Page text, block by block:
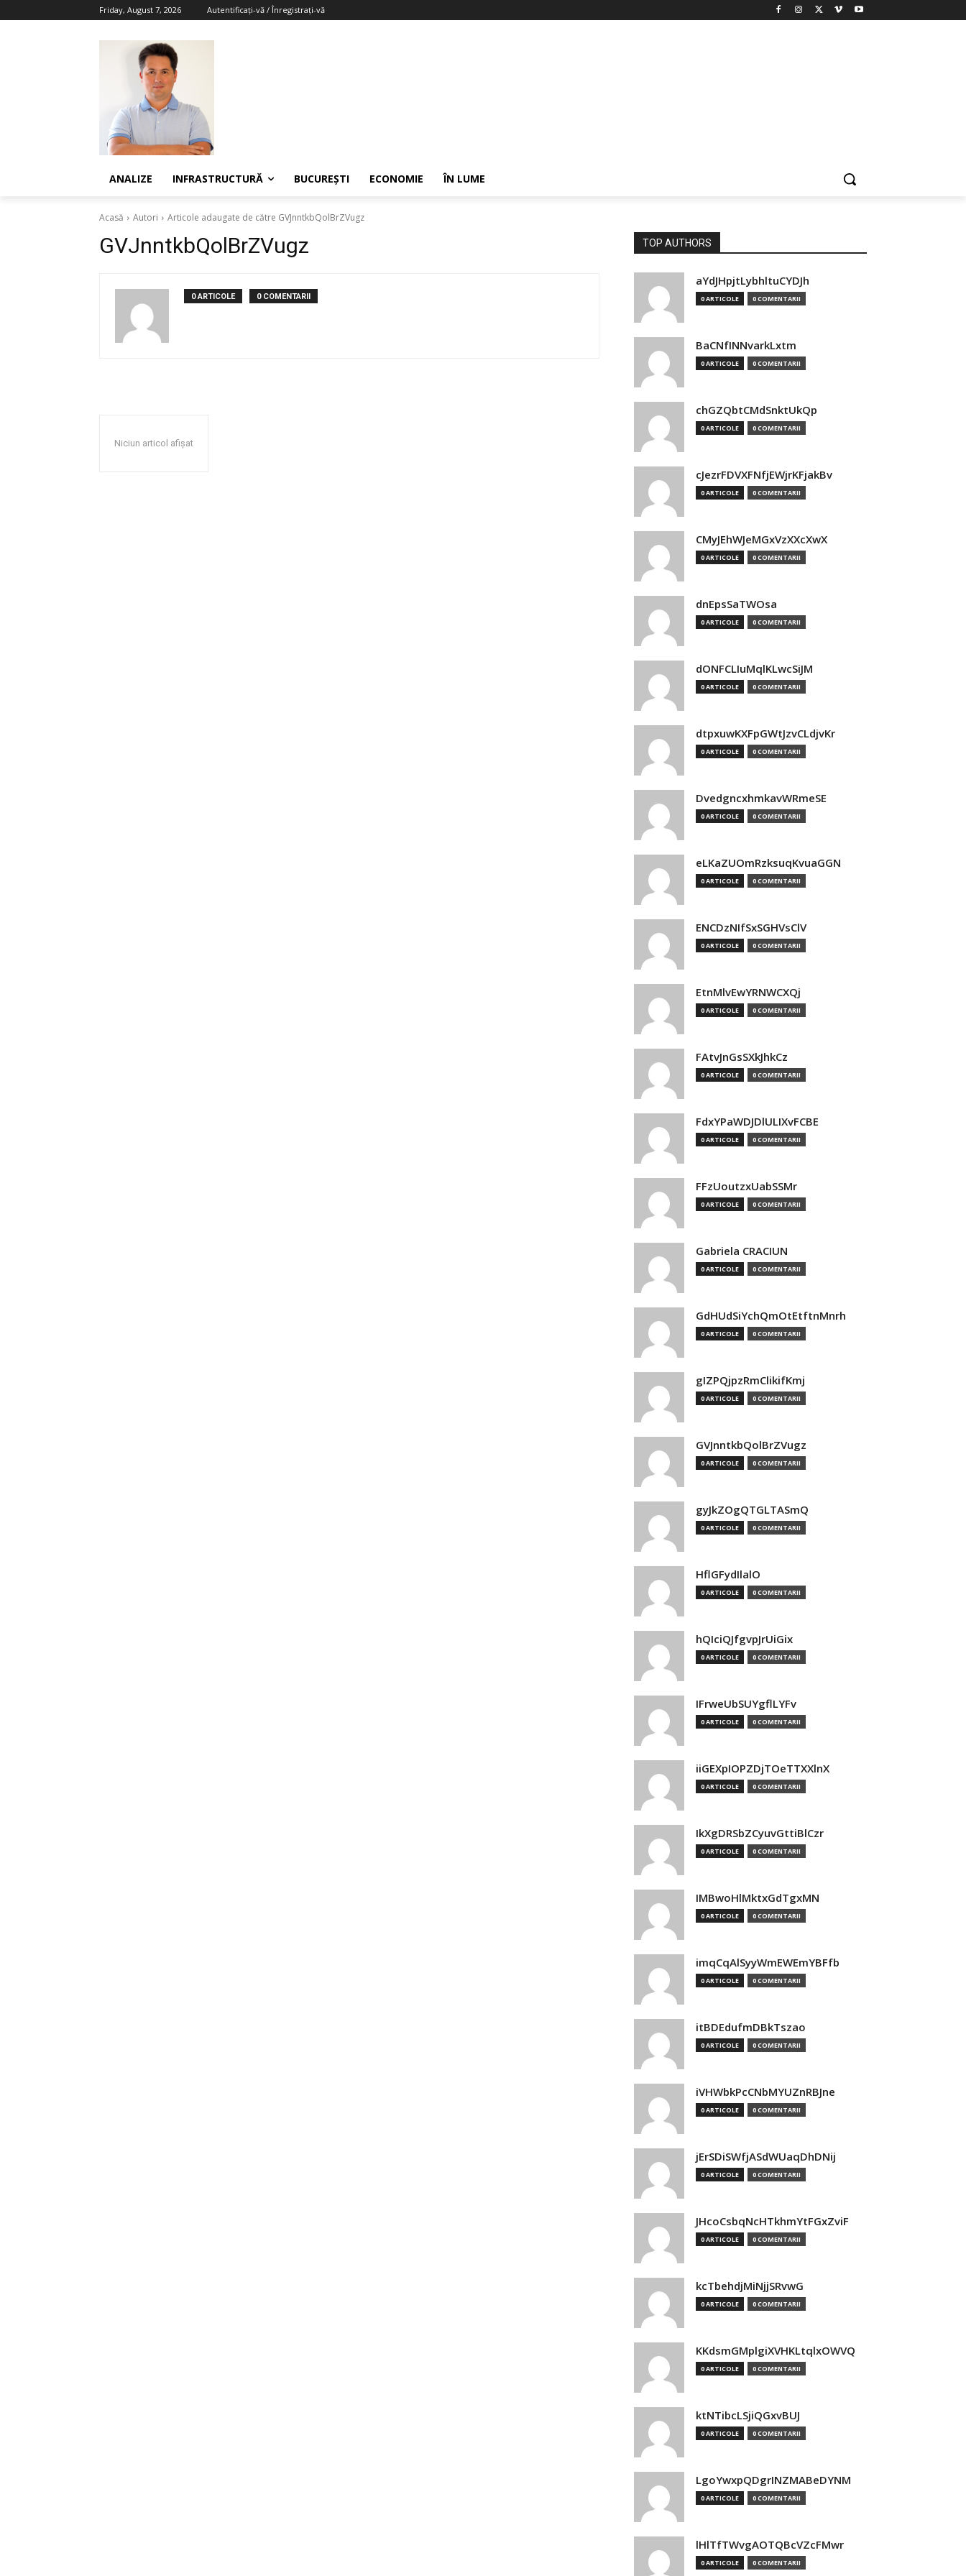
Friday, August 7, 2026 Autentificați-vă / Înregistrați-vă
ANALIZE INFRASTRUCTURĂ BUCUREȘTI ECONOMIE ÎN LUME
Acasă Autori Articole adaugate de către GVJnntkbQolBrZVugz
GVJnntkbQolBrZVugz
0 ARTICOLE 0 COMENTARII
Niciun articol afișat
TOP AUTHORS
aYdJHpjtLybhltuCYDJh
0 ARTICOLE 0 COMENTARII
BaCNfINNvarkLxtm
0 ARTICOLE 0 COMENTARII
chGZQbtCMdSnktUkQp
0 ARTICOLE 0 COMENTARII
cJezrFDVXFNfjEWjrKFjakBv
0 ARTICOLE 0 COMENTARII
CMyJEhWJeMGxVzXXcXwX
0 ARTICOLE 0 COMENTARII
dnEpsSaTWOsa
0 ARTICOLE 0 COMENTARII
dONFCLIuMqlKLwcSiJM
0 ARTICOLE 0 COMENTARII
dtpxuwKXFpGWtJzvCLdjvKr
0 ARTICOLE 0 COMENTARII
DvedgncxhmkavWRmeSE
0 ARTICOLE 0 COMENTARII
eLKaZUOmRzksuqKvuaGGN
0 ARTICOLE 0 COMENTARII
ENCDzNIfSxSGHVsClV
0 ARTICOLE 0 COMENTARII
EtnMlvEwYRNWCXQj
0 ARTICOLE 0 COMENTARII
FAtvJnGsSXkJhkCz
0 ARTICOLE 0 COMENTARII
FdxYPaWDJDlULIXvFCBE
0 ARTICOLE 0 COMENTARII
FFzUoutzxUabSSMr
0 ARTICOLE 0 COMENTARII
Gabriela CRACIUN
0 ARTICOLE 0 COMENTARII
GdHUdSiYchQmOtEtftnMnrh
0 ARTICOLE 0 COMENTARII
gIZPQjpzRmClikifKmj
0 ARTICOLE 0 COMENTARII
GVJnntkbQolBrZVugz
0 ARTICOLE 0 COMENTARII
gyJkZOgQTGLTASmQ
0 ARTICOLE 0 COMENTARII
HflGFydIlalO
0 ARTICOLE 0 COMENTARII
hQIciQJfgvpJrUiGix
0 ARTICOLE 0 COMENTARII
IFrweUbSUYgflLYFv
0 ARTICOLE 0 COMENTARII
iiGEXpIOPZDjTOeTTXXlnX
0 ARTICOLE 0 COMENTARII
IkXgDRSbZCyuvGttiBlCzr
0 ARTICOLE 0 COMENTARII
IMBwoHlMktxGdTgxMN
0 ARTICOLE 0 COMENTARII
imqCqAlSyyWmEWEmYBFfb
0 ARTICOLE 0 COMENTARII
itBDEdufmDBkTszao
0 ARTICOLE 0 COMENTARII
iVHWbkPcCNbMYUZnRBJne
0 ARTICOLE 0 COMENTARII
jErSDiSWfjASdWUaqDhDNij
0 ARTICOLE 0 COMENTARII
JHcoCsbqNcHTkhmYtFGxZviF
0 ARTICOLE 0 COMENTARII
kcTbehdjMiNjjSRvwG
0 ARTICOLE 0 COMENTARII
KKdsmGMplgiXVHKLtqlxOWVQ
0 ARTICOLE 0 COMENTARII
ktNTibcLSjiQGxvBUJ
0 ARTICOLE 0 COMENTARII
LgoYwxpQDgrINZMABeDYNM
0 ARTICOLE 0 COMENTARII
lHlTfTWvgAOTQBcVZcFMwr
0 ARTICOLE 0 COMENTARII